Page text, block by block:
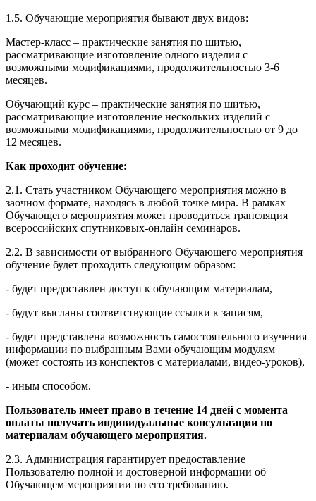
1.5. Обучающие мероприятия бывают двух видов:
Мастер-класс – практические занятия по шитью,
рассматривающие изготовление одного изделия с
возможными модификациями, продолжительностью 3-6
месяцев.
Обучающий курс – практические занятия по шитью,
рассматривающие изготовление нескольких изделий с
возможными модификациями, продолжительностью от 9 до
12 месяцев.
Как проходит обучение:
2.1. Стать участником Обучающего мероприятия можно в
заочном формате, находясь в любой точке мира. В рамках
Обучающего мероприятия может проводиться трансляция
всероссийских спутниковых-онлайн семинаров.
2.2. В зависимости от выбранного Обучающего мероприятия
обучение будет проходить следующим образом:
- будет предоставлен доступ к обучающим материалам,
- будут высланы соответствующие ссылки к записям,
- будет представлена возможность самостоятельного изучения
информации по выбранным Вами обучающим модулям
(может состоять из конспектов с материалами, видео-уроков),
- иным способом.
Пользователь имеет право в течение 14 дней с момента
оплаты получать индивидуальные консультации по
материалам обучающего мероприятия.
2.3. Администрация гарантирует предоставление
Пользователю полной и достоверной информации об
Обучающем мероприятии по его требованию.